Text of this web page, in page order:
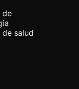
de
salud